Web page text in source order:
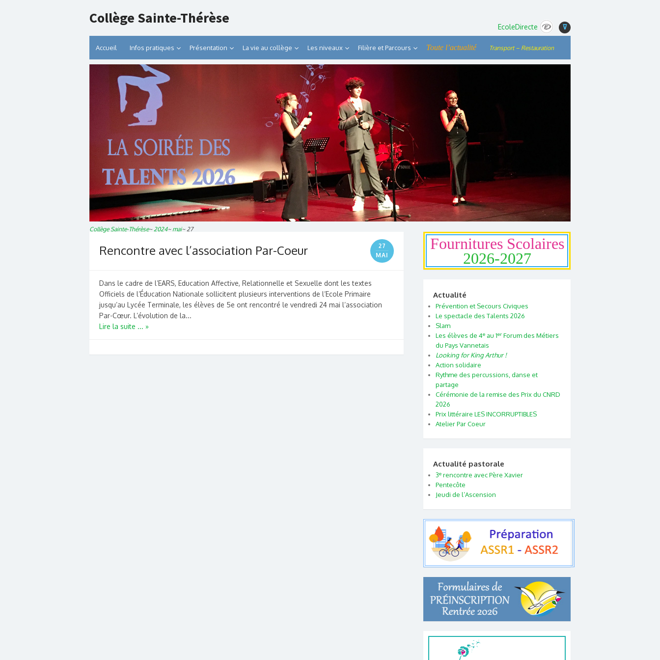
Collège Sainte-Thérèse
EcoleDirecte ⊽
Accueil Infos pratiques Présentation La vie au collège Les niveaux Filière et Parcours Toute l’actualité Transport – Restauration
Collège Sainte-Thérèse~2024~ mai~27
Rencontre avec l’association Par-Coeur
27
MAI
Dans le cadre de l’EARS, Education Affective, Relationnelle et Sexuelle dont les textes
Officiels de l’Éducation Nationale sollicitent plusieurs interventions de l’Ecole Primaire
jusqu’au Lycée Terminale, les élèves de 5e ont rencontré le vendredi 24 mai l’association
Par-Cœur. L’évolution de la...
Lire la suite ... »
Fournitures Scolaires
2026-2027
Actualité
Prévention et Secours Civiques
Le spectacle des Talents 2026
Slam
Les élèves de 4e au 1er Forum des Métiers
du Pays Vannetais
Looking for King Arthur !
Action solidaire
Rythme des percussions, danse et
partage
Cérémonie de la remise des Prix du CNRD
2026
Prix littéraire LES INCORRUPTIBLES
Atelier Par Coeur
Actualité pastorale
3e rencontre avec Père Xavier
Pentecôte
Jeudi de l’Ascension